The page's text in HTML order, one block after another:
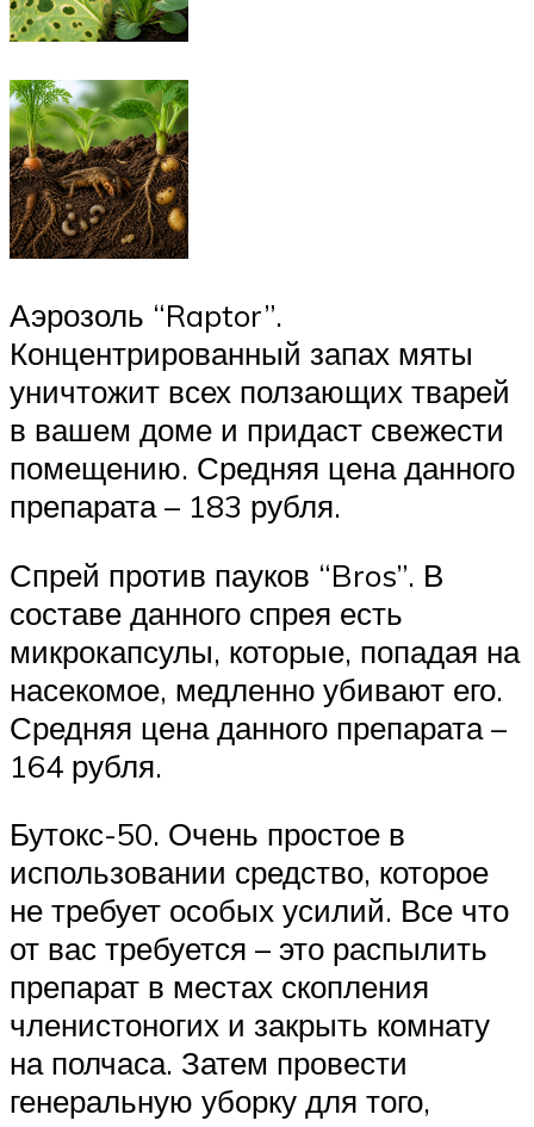
Аэрозоль “Raptor”.
Концентрированный запах мяты
уничтожит всех ползающих тварей
в вашем доме и придаст свежести
помещению. Средняя цена данного
препарата – 183 рубля.
Спрей против пауков “Bros”. В
составе данного спрея есть
микрокапсулы, которые, попадая на
насекомое, медленно убивают его.
Средняя цена данного препарата –
164 рубля.
Бутокс-50. Очень простое в
использовании средство, которое
не требует особых усилий. Все что
от вас требуется – это распылить
препарат в местах скопления
членистоногих и закрыть комнату
на полчаса. Затем провести
генеральную уборку для того,